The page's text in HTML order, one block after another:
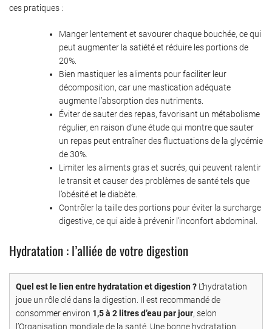
ces pratiques :
Manger lentement et savourer chaque bouchée, ce qui
peut augmenter la satiété et réduire les portions de
20%.
Bien mastiquer les aliments pour faciliter leur
décomposition, car une mastication adéquate
augmente l’absorption des nutriments.
Éviter de sauter des repas, favorisant un métabolisme
régulier, en raison d’une étude qui montre que sauter
un repas peut entraîner des fluctuations de la glycémie
de 30%.
Limiter les aliments gras et sucrés, qui peuvent ralentir
le transit et causer des problèmes de santé tels que
l’obésité et le diabète.
Contrôler la taille des portions pour éviter la surcharge
digestive, ce qui aide à prévenir l’inconfort abdominal.
Hydratation : l’alliée de votre digestion
Quel est le lien entre hydratation et digestion ? L’hydratation
joue un rôle clé dans la digestion. Il est recommandé de
consommer environ 1,5 à 2 litres d’eau par jour, selon
l’Organisation mondiale de la santé. Une bonne hydratation